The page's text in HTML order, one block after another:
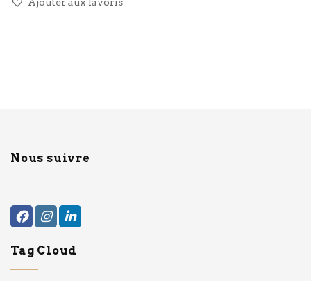
Nous suivre
Tag Cloud